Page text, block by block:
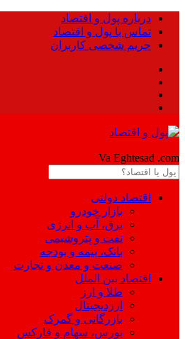
درباره پول و اقتصاد
تماس با پول و اقتصاد
حریم شخصی کاربران
Va Eghtesad .com
اقتصاد دولتی
بازار خودرو
برق، آب و انرژی
نفت و پتروشیمی
بانک، بیمه و بودجه
صنعت و معدن و تجارت
اقتصاد بین الملل
طلا و ارز
ارزدیجیتال
بازرگانی و گمرک
بورس، سهام و فارکس